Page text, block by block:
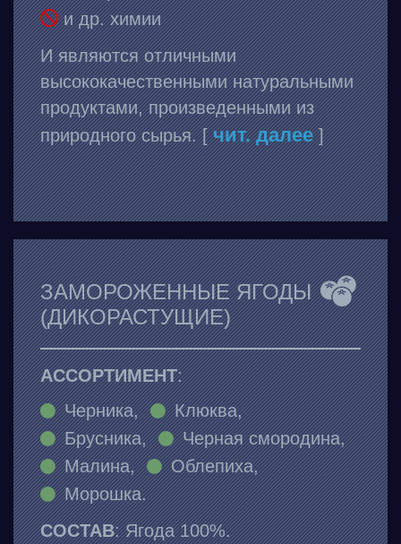
и др. химии
И являются отличными
высококачественными натуральными
продуктами, произведенными из
природного сырья. [чит. далее]
ЗАМОРОЖЕННЫЕ ЯГОДЫ
(ДИКОРАСТУЩИЕ)
АССОРТИМЕНТ:
Черника,
Клюква,
Брусника,
Черная смородина,
Малина,
Облепиха,
Морошка.
СОСТАВ: Ягода 100%.